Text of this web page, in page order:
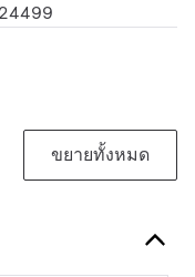
ขยายทั้งหมด